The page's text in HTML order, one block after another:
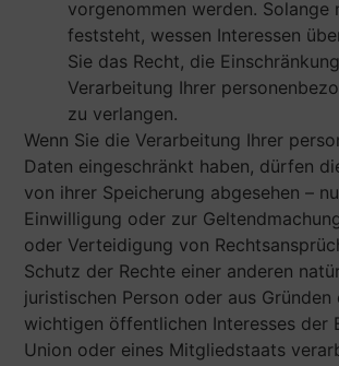
vorgenommen werden. Solange
feststeht, wessen Interessen
Sie das Recht, die
Verarbeitung Ihrer
zu verlangen.
Wenn Sie die Verarbeitung Ihrer
Daten eingeschränkt haben, dürfen
von ihrer Speicherung abgesehen –
Einwilligung oder zur
oder Verteidigung von
Schutz der Rechte einer anderen
juristischen Person oder aus Gründen
wichtigen öffentlichen Interesses der
Union oder eines Mitgliedstaats